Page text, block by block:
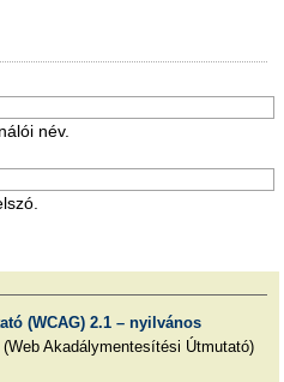
név.
(WCAG) 2.1 – nyilvános
Akadálymentesítési Útmutató)